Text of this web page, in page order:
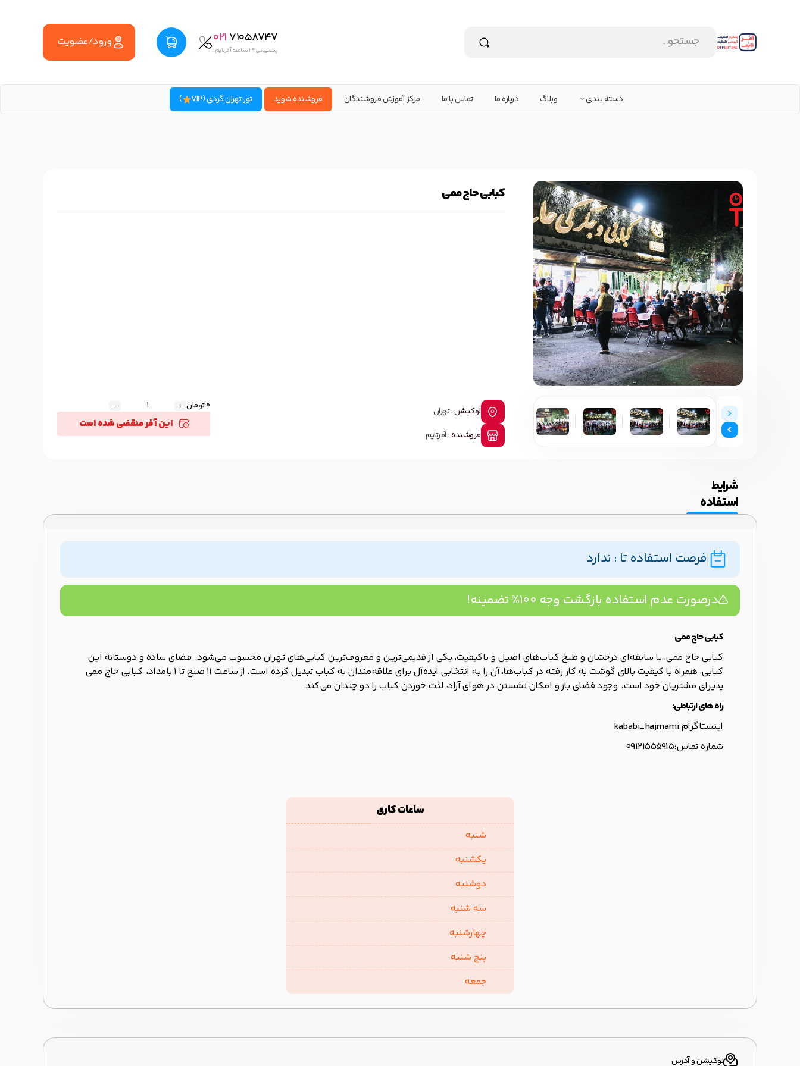
021 71058747
پشتیبانی ۲۴ ساعته آفرتایم!
ورود/عضویت
دسته بندی وبلاگ درباره ما تماس با ما مرکز آموزش فروشندگان فروشنده شوید تور تهران گردی (VIP )
کبابی حاج ممی
لوکیشن :تهران
فروشنده :آفرتایم
0 تومان
این آفر منقضی شده است
شرایط
استفاده
فرصت استفاده تا : ندارد
درصورت عدم استفاده بازگشت وجه ۱۰۰% تضمینه!
کبابی حاج ممی
کبابی حاج ممی، با سابقه‌ای درخشان و طبخ کباب‌های اصیل و باکیفیت، یکی از قدیمی‌ترین و معروف‌ترین کبابی‌های تهران محسوب می‌شود. فضای ساده و دوستانه این
کبابی، همراه با کیفیت بالای گوشت به کار رفته در کباب‌ها، آن را به انتخابی ایده‌آل برای علاقه‌مندان به کباب تبدیل کرده است. از ساعت 11 صبح تا 1 بامداد، کبابی حاج ممی
پذیرای مشتریان خود است. وجود فضای باز و امکان نشستن در هوای آزاد، لذت خوردن کباب را دو چندان می‌کند.
راه های ارتباطی:
اینستاگرام:kababi_hajmami
شماره تماس:09121555915
ساعات کاری
شنبه
یکشنبه
دوشنبه
سه شنبه
چهارشنبه
پنج شنبه
جمعه
لوکیشن و آدرس